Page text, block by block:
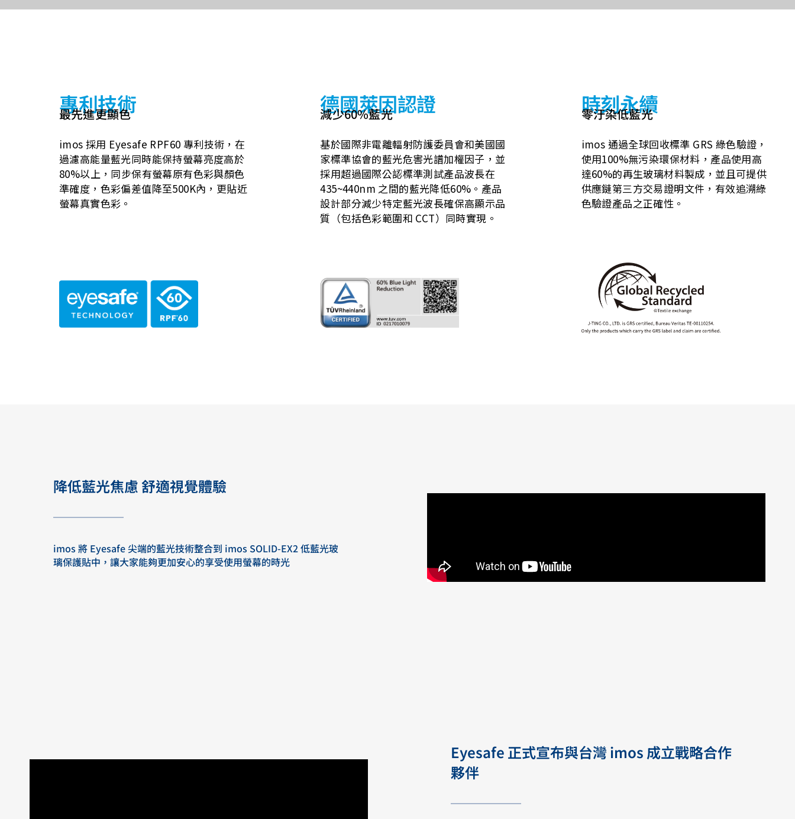
專利技術
最先進更顯色
imos 採用 Eyesafe RPF60 專利技術，在
過濾高能量藍光同時能保持螢幕亮度高於
80%以上，同步保有螢幕原有色彩與顏色
準確度，色彩偏差值降至500K內，更貼近
螢幕真實色彩。
德國萊因認證
減少60%藍光
基於國際非電離輻射防護委員會和美國國
家標準協會的藍光危害光譜加權因子，並
採用超過國際公認標準測試產品波長在
435~440nm 之間的藍光降低60%。產品
設計部分減少特定藍光波長確保高顯示品
質（包括色彩範圍和 CCT）同時實現。
時刻永續
零汙染低藍光
imos 通過全球回收標準 GRS 綠色驗證，
使用100%無污染環保材料，產品使用高
達60%的再生玻璃材料製成，並且可提供
供應鏈第三方交易證明文件，有效追溯綠
色驗證產品之正確性。
降低藍光焦慮 舒適視覺體驗
imos 將 Eyesafe 尖端的藍光技術整合到 imos SOLID-EX2 低藍光玻
璃保護貼中，讓大家能夠更加安心的享受使用螢幕的時光
Eyesafe 正式宣布與台灣 imos 成立戰略合作
夥伴